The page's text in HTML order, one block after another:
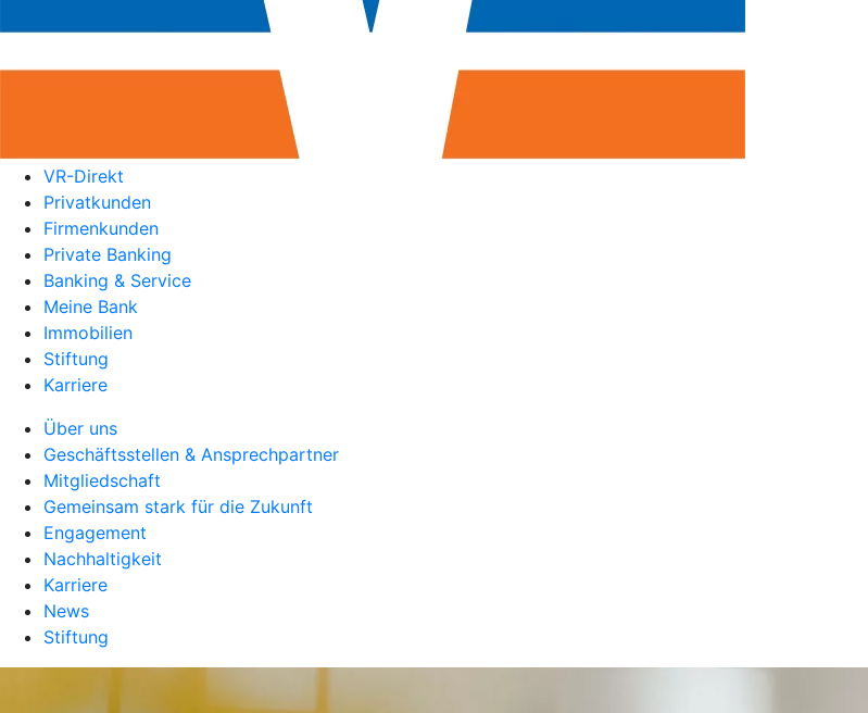
VR-Direkt
Privatkunden
Firmenkunden
Private Banking
Banking & Service
Meine Bank
Immobilien
Stiftung
Karriere
Über uns
Geschäftsstellen & Ansprechpartner
Mitgliedschaft
Gemeinsam stark für die Zukunft
Engagement
Nachhaltigkeit
Karriere
News
Stiftung